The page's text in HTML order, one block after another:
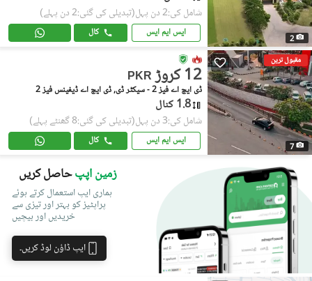
2
شامل کی:2 دن پہل (تبدیلی کی گئی:2 دن پہلے)
ایس ایم ایس کال
مقبول ترین
7
PKR 12 کروڑ
ڈی ایچ اے فیز 2 - سیکٹر ڈی, ڈی ایچ اے ڈیفینس فیز 2
1.8 کنال
شامل کی:3 دن پہل (تبدیلی کی گئی:8 گھنٹے پہلے)
ایس ایم ایس کال
زمین اپپحاصل کریں
ہماری ایپ استعمال کرتے ہوئے
پراپٹیز کو بہتر اور تیزی سے
خریدیں اور بیچیں
ایپ ڈاؤن لوڈ کریں۔